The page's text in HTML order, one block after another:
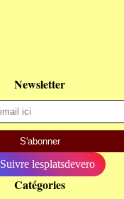
Newsletter
Suivre lesplatsdevero
Catégories